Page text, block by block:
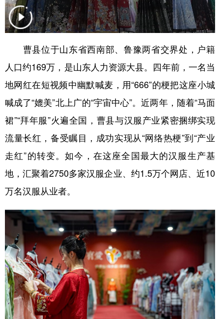
曹县位于山东省西南部、鲁豫两省交界处，户籍
人口约169万，是山东人力资源大县。四年前，一名当
地网红在短视频中幽默喊麦，用“666”的梗把这座小城
喊成了“媲美”北上广的“宇宙中心”。近两年，随着“马面
裙”“拜年服”火遍全国，曹县与汉服产业紧密捆绑实现
流量长红，备受瞩目，成功实现从“网络热梗”到“产业
走红”的转变。如今，在这座全国最大的汉服生产基
地，汇聚着2750多家汉服企业、约1.5万个网店、近10
万名汉服从业者。